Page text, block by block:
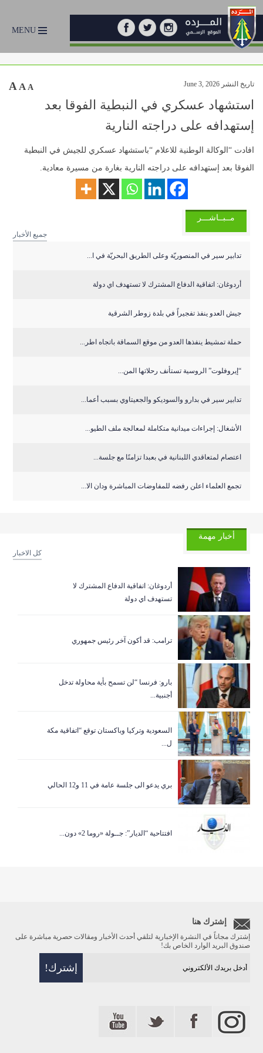
MENU
تاريخ النشر June 3, 2026 A A A
استشهاد عسكري في النبطية الفوقا بعد
إستهدافه على دراجته النارية
افادت “الوكالة الوطنية للاعلام “باستشهاد عسكري للجيش في النبطية
الفوقا بعد إستهدافه على دراجته النارية بغارة من مسيرة معادية.
مــبــاشـــر
جميع الأخبار
تدابير سير في المنصوريّة وعلى الطريق البحريّة في ا...
أردوغان: اتفاقية الدفاع المشترك لا تستهدف اي دولة
جيش العدو ينفذ تفجيراً في بلدة زوطر الشرقية
حملة تمشيط ينفذها العدو من موقع السماقة باتجاه اطر...
“إيروفلوت” الروسية تستأنف رحلاتها المن...
تدابير سير في بدارو والسوديكو والجعيتاوي بسبب أعما...
الأشغال: إجراءات ميدانية متكاملة لمعالجة ملف الطيو...
اعتصام لمتعاقدي اللبنانية في بعبدا تزامنًا مع جلسة...
تجمع العلماء اعلن رفضه للمفاوضات المباشرة ودان الا...
أخبار مهمة
كل الاخبار
أردوغان: اتفاقية الدفاع المشترك لا
تستهدف اي دولة
ترامب: قد أكون آخر رئيس جمهوري
بارو: فرنسا “لن تسمح بأية محاولة تدخل
أجنبية...
السعودية وتركيا وباكستان توقع “اتفاقية مكة
ل...
بري يدعو الى جلسة عامة في 11 و12 الحالي
افتتاحية “الديار”: جــولة «روما 2» دون...
إشترك هنا
إشترك مجاناً في النشرة الإخبارية لتلقي أحدث الأخبار ومقالات حصرية مباشرة على
صندوق البريد الوارد الخاص بك!